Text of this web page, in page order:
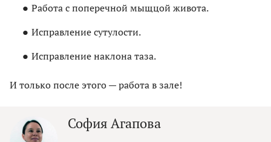
Работа с поперечной мыщцой живота.
Исправление сутулости.
Исправление наклона таза.
И только после этого — работа в зале!
София Агапова